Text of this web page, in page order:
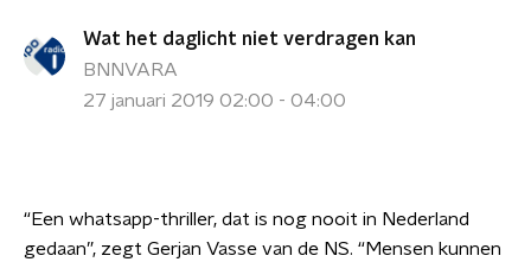
Wat het daglicht niet verdragen kan
BNNVARA
27 januari 2019 02:00 - 04:00
“Een whatsapp-thriller, dat is nog nooit in Nederland
gedaan”, zegt Gerjan Vasse van de NS. “Mensen kunnen